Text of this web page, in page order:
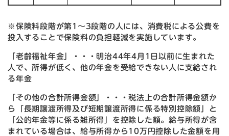
※保険料段階が第1～3段階の人には、消費税による公費を
投入することで保険料の負担軽減を実施しています。
「老齡福祉年金」・・・明治44年4月1日以前に生まれた
人で、所得が低く、他の年金を受給できない人に支給され
る年金
「その他の合計所得金額」・・・税法上の合計所得金額か
ら「長期譲渡所得及び短期譲渡所得に係る特別控除額」と
「公的年金等に係る雑所得」を控除した額。給与所得が含
まれている場合は、給与所得から10万円控除した金額を用